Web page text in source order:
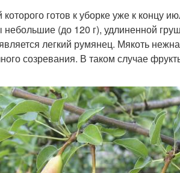
готов к уборке уже к концу
(до 120 г), удлиненной
легкий румянец. Мякоть
созревания. В таком случае